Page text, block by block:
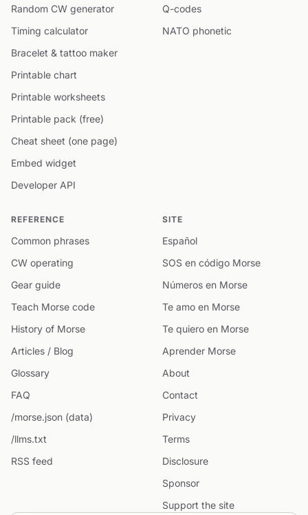
Random CW generator
Timing calculator
Bracelet & tattoo maker
Printable chart
Printable worksheets
Printable pack (free)
Cheat sheet (one page)
Embed widget
Developer API
Q-codes
NATO phonetic
REFERENCE
Common phrases
CW operating
Gear guide
Teach Morse code
History of Morse
Articles / Blog
Glossary
FAQ
/morse.json (data)
/llms.txt
RSS feed
SITE
Español
SOS en código Morse
Números en Morse
Te amo en Morse
Te quiero en Morse
Aprender Morse
About
Contact
Privacy
Terms
Disclosure
Sponsor
Support the site